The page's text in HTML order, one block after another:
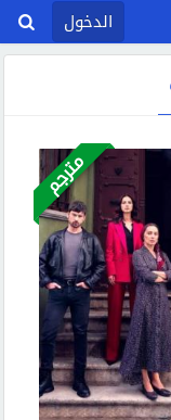
الدخول
مترجم